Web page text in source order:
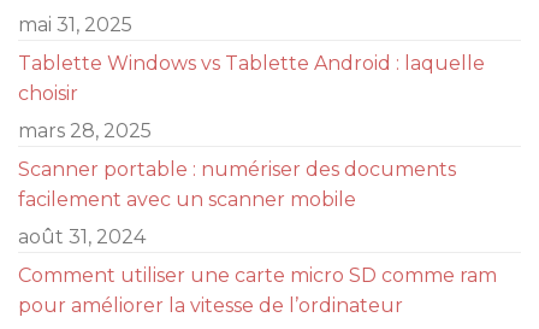
mai 31, 2025
Tablette Windows vs Tablette Android : laquelle
choisir
mars 28, 2025
Scanner portable : numériser des documents
facilement avec un scanner mobile
août 31, 2024
Comment utiliser une carte micro SD comme ram
pour améliorer la vitesse de l’ordinateur